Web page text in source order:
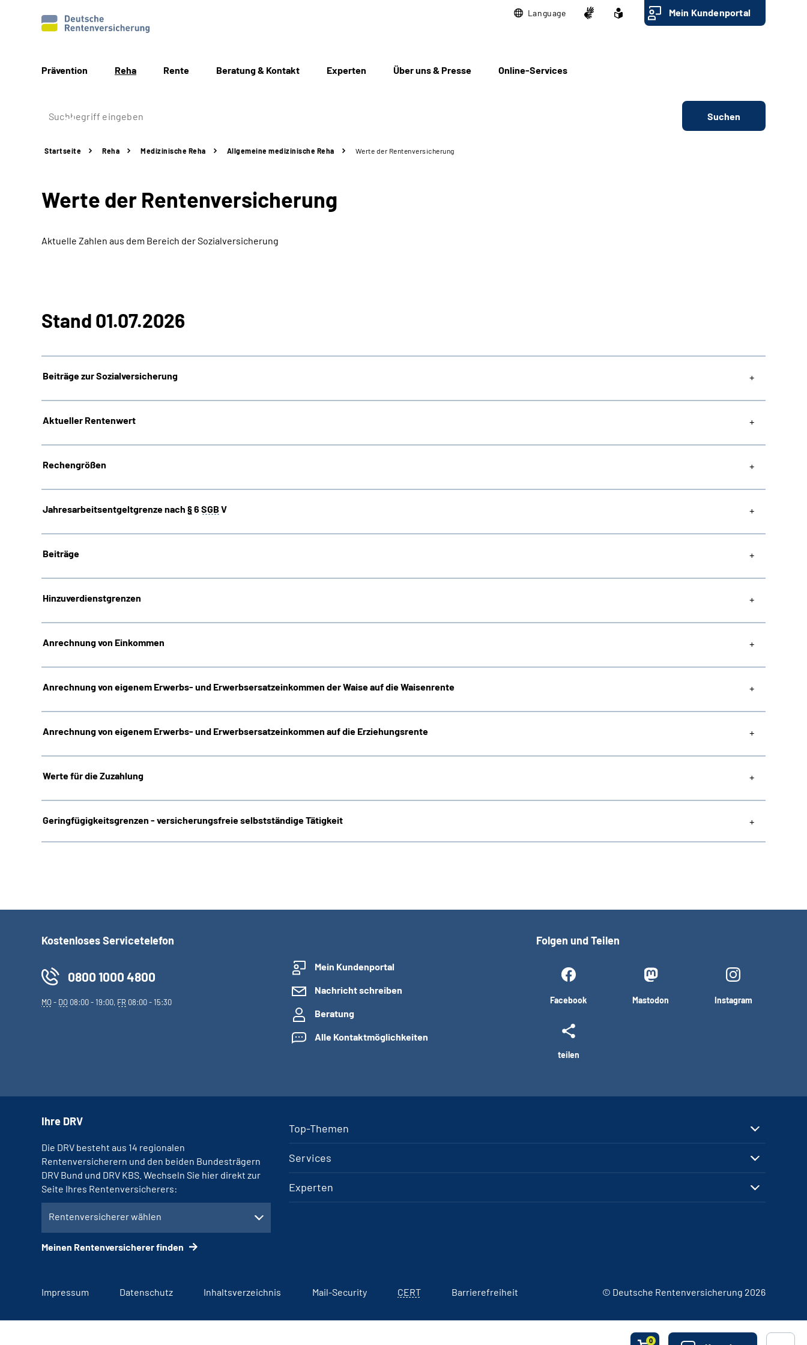
Language Mein Kundenportal
Prävention Reha Rente Beratung & Kontakt Experten Über uns & Presse Online-Services
Suchen
Startseite Reha Medizinische Reha Allgemeine ­­ medizinische Reha Werte der Rentenversicherung
Werte der Rentenversicherung
Aktuelle Zahlen aus dem Bereich der Sozialversicherung
Stand 01.07.2026
Beiträge zur Sozialversicherung
Aktueller Rentenwert
Rechengrößen
Jahresarbeitsentgeltgrenze nach §6 SGB V
Beiträge
Hinzuverdienstgrenzen
Anrechnung von Einkommen
Anrechnung von eigenem Erwerbs- und Erwerbsersatzeinkommen der Waise auf die Waisenrente
Anrechnung von eigenem Erwerbs- und Erwerbsersatzeinkommen auf die Erziehungsrente
Werte für die Zuzahlung
Geringfügigkeitsgrenzen - versicherungsfreie selbstständige Tätigkeit
0
Kostenloses Servicetelefon
0800 1000 4800
MO- DO 08:00 - 19:00, FR 08:00 - 15:30
Mein Kundenportal
Nachricht schreiben
Beratung
Alle Kontaktmöglichkeiten
Folgen und Teilen
Facebook Mastodon Instagram
teilen
Top-Themen
Services
Experten
Ihre DRV
Die DRV besteht aus 14 regionalen
Rentenversicherern und den beiden Bundesträgern
DRV Bund und DRV KBS. Wechseln Sie hier direkt zur
Seite Ihres Rentenversicherers:
Rentenversicherer wählen
Meinen Rentenversicherer finden
Impressum Datenschutz Inhaltsverzeichnis Mail-Security CERT Barrierefreiheit © Deutsche Rentenversicherung 2026